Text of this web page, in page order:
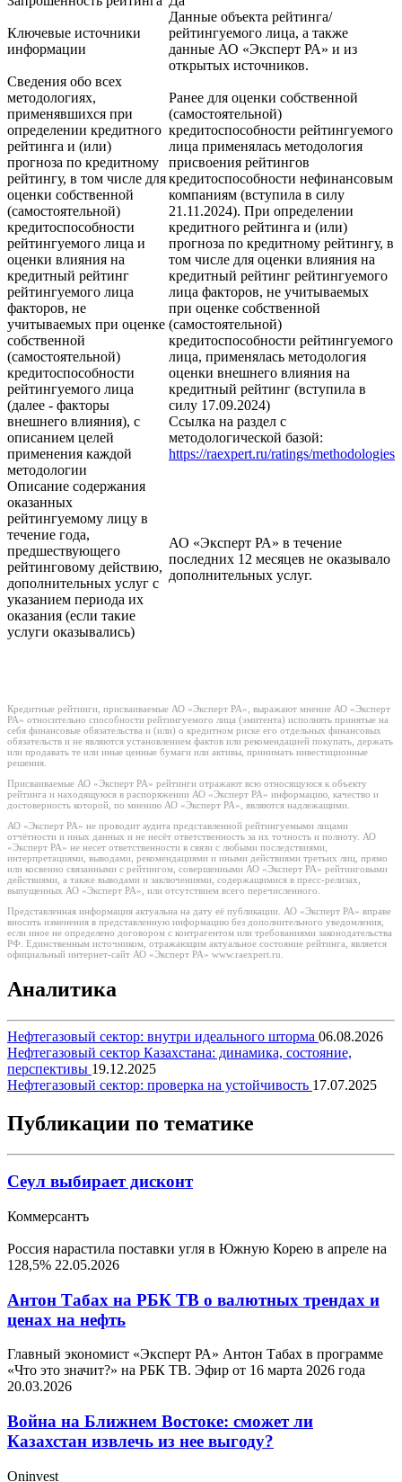
Ключевые источники
информации
Данные объекта рейтинга/
рейтингуемого лица, а также
данные АО «Эксперт РА» и из
открытых источников.
Сведения обо всех
методологиях,
применявшихся при
определении кредитного
рейтинга и (или)
прогноза по кредитному
рейтингу, в том числе для
оценки собственной
(самостоятельной)
кредитоспособности
рейтингуемого лица и
оценки влияния на
кредитный рейтинг
рейтингуемого лица
факторов, не
учитываемых при оценке
собственной
(самостоятельной)
кредитоспособности
рейтингуемого лица
(далее - факторы
внешнего влияния), с
описанием целей
применения каждой
методологии
Ранее для оценки собственной
(самостоятельной)
кредитоспособности рейтингуемого
лица применялась методология
присвоения рейтингов
кредитоспособности нефинансовым
компаниям (вступила в силу
21.11.2024). При определении
кредитного рейтинга и (или)
прогноза по кредитному рейтингу, в
том числе для оценки влияния на
кредитный рейтинг рейтингуемого
лица факторов, не учитываемых
при оценке собственной
(самостоятельной)
кредитоспособности рейтингуемого
лица, применялась методология
оценки внешнего влияния на
кредитный рейтинг (вступила в
силу 17.09.2024)
Ссылка на раздел с
методологической базой:
https://raexpert.ru/ratings/methodologies
Описание содержания
оказанных
рейтингуемому лицу в
течение года,
предшествующего
рейтинговому действию,
дополнительных услуг с
указанием периода их
оказания (если такие
услуги оказывались)
АО «Эксперт РА» в течение
последних 12 месяцев не оказывало
дополнительных услуг.
Кредитные рейтинги, присваиваемые АО «Эксперт РА», выражают мнение АО «Эксперт
РА» относительно способности рейтингуемого лица (эмитента) исполнять принятые на
себя финансовые обязательства и (или) о кредитном риске его отдельных финансовых
обязательств и не являются установлением фактов или рекомендацией покупать, держать
или продавать те или иные ценные бумаги или активы, принимать инвестиционные
решения.
Присваиваемые АО «Эксперт РА» рейтинги отражают всю относящуюся к объекту
рейтинга и находящуюся в распоряжении АО «Эксперт РА» информацию, качество и
достоверность которой, по мнению АО «Эксперт РА», являются надлежащими.
АО «Эксперт РА» не проводит аудита представленной рейтингуемыми лицами
отчётности и иных данных и не несёт ответственность за их точность и полноту. АО
«Эксперт РА» не несет ответственности в связи с любыми последствиями,
интерпретациями, выводами, рекомендациями и иными действиями третьих лиц, прямо
или косвенно связанными с рейтингом, совершенными АО «Эксперт РА» рейтинговыми
действиями, а также выводами и заключениями, содержащимися в пресс-релизах,
выпущенных АО «Эксперт РА», или отсутствием всего перечисленного.
Представленная информация актуальна на дату её публикации. АО «Эксперт РА» вправе
вносить изменения в представленную информацию без дополнительного уведомления,
если иное не определено договором с контрагентом или требованиями законодательства
РФ. Единственным источником, отражающим актуальное состояние рейтинга, является
официальный интернет-сайт АО «Эксперт РА» www.raexpert.ru.
Аналитика
Нефтегазовый сектор: внутри идеального шторма 06.08.2026
Нефтегазовый сектор Казахстана: динамика, состояние,
перспективы 19.12.2025
Нефтегазовый сектор: проверка на устойчивость 17.07.2025
Публикации по тематике
Сеул выбирает дисконт
Коммерсантъ
Россия нарастила поставки угля в Южную Корею в апреле на
128,5% 22.05.2026
Антон Табах на РБК ТВ о валютных трендах и
ценах на нефть
Главный экономист «Эксперт РА» Антон Табах в программе
«Что это значит?» на РБК ТВ. Эфир от 16 марта 2026 года
20.03.2026
Война на Ближнем Востоке: сможет ли
Казахстан извлечь из нее выгоду?
Oninvest